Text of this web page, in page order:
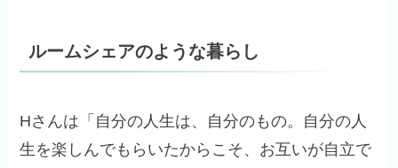
ルームシェアのような暮らし
Hさんは「自分の人生は、自分のもの。自分の人
生を楽しんでもらいたからこそ、お互いが自立で